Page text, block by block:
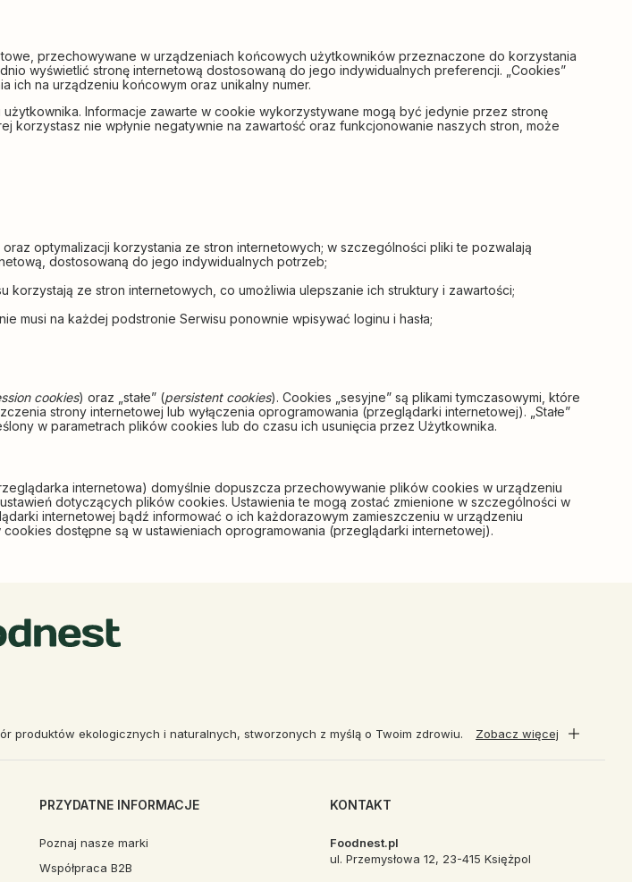
przechowywane w urządzeniach końcowych użytkowników przeznaczone do korzystania
wyświetlić stronę internetową dostosowaną do jego indywidualnych preferencji. „Cookies”
na urządzeniu końcowym oraz unikalny numer.
Informacje zawarte w cookie wykorzystywane mogą być jedynie przez stronę
korzystasz nie wpłynie negatywnie na zawartość oraz funkcjonowanie naszych stron, może
optymalizacji korzystania ze stron internetowych; w szczególności pliki te pozwalają
dostosowaną do jego indywidualnych potrzeb;
ze stron internetowych, co umożliwia ulepszanie ich struktury i zawartości;
musi na każdej podstronie Serwisu ponownie wpisywać loginu i hasła;
cookies) oraz „stałe” (persistent cookies). Cookies „sesyjne” są plikami tymczasowymi, które
strony internetowej lub wyłączenia oprogramowania (przeglądarki internetowej). „Stałe”
w parametrach plików cookies lub do czasu ich usunięcia przez Użytkownika.
internetowa) domyślnie dopuszcza przechowywanie plików cookies w urządzeniu
dotyczących plików cookies. Ustawienia te mogą zostać zmienione w szczególności w
internetowej bądź informować o ich każdorazowym zamieszczeniu w urządzeniu
dostępne są w ustawieniach oprogramowania (przeglądarki internetowej).
produktów ekologicznych i naturalnych, stworzonych z myślą o Twoim zdrowiu. Zobacz więcej
PRZYDATNE INFORMACJE
Poznaj nasze marki
Współpraca B2B
KONTAKT
Foodnest.pl
ul. Przemysłowa 12, 23-415 Księżpol